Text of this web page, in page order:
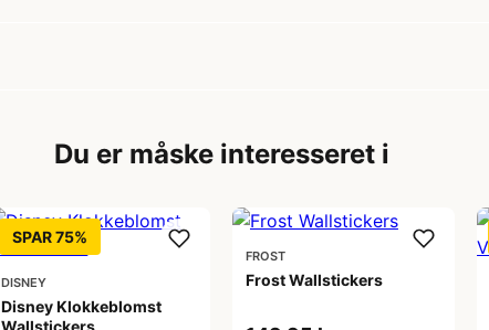
Du er måske interesseret i
SPAR 75%
DISNEY
Disney Klokkeblomst
Wallstickers
FROST
Frost Wallstickers